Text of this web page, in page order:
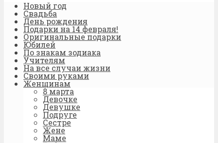
Новый год
Свадьба
День рождения
Подарки на 14 февраля!
Оригинальные подарки
Юбилей
По знакам зодиака
Учителям
На все случаи жизни
Своими руками
Женщинам
8 марта
Девочке
Девушке
Подруге
Сестре
Жене
Маме